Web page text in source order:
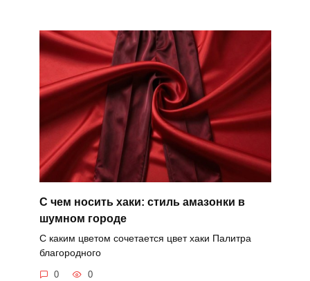
С чем носить хаки: стиль амазонки в
шумном городе
С каким цветом сочетается цвет хаки Палитра
благородного
0 0